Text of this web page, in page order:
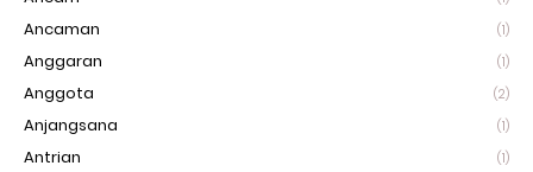
Ancaman (1)
Anggaran (1)
Anggota (2)
Anjangsana (1)
Antrian (1)